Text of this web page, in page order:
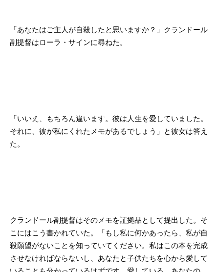
「あなたはご主人が自殺したと思いますか？」クランドール
副提督はローラ・サインに尋ねた。
「いいえ、もちろん違います。彼は人生を愛していました。
それに、彼が私にくれたメモがあるでしょう」と彼女は答え
た。
クランドール副提督はそのメモを証拠品として提出した。そ
こにはこう書かれていた。「もし私に何かあったら、私が自
殺願望がないことを知っていてください。私はこの本を完成
させなければならないし、あなたと子供たちを心から愛して